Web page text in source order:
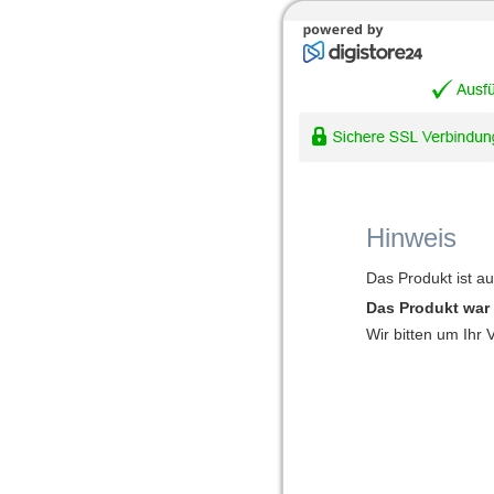
Hinweis
Das Produkt ist
Das Produkt
Wir bitten um Ihr